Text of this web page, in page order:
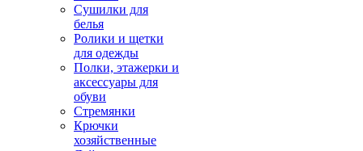
Сушилки для
белья
Ролики и щетки
для одежды
Полки, этажерки и
аксессуары для
обуви
Стремянки
Крючки
хозяйственные